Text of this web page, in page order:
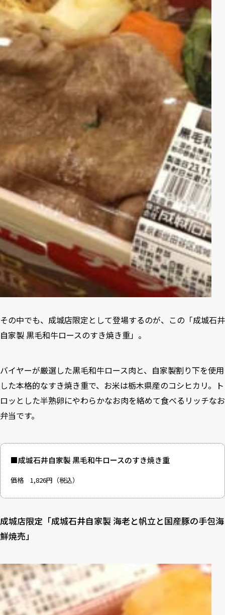
その中でも、成城店限定として登場するのが、この「成城石井
自家製 黒毛和牛ロースのすき焼き重」。
バイヤーが厳選した黒毛和牛ロース肉と、自家製割り下を使用
した本格的なすき焼き重で、お米は栃木県産のコシヒカリ。ト
ロッとした半熟卵にやわらかなお肉を絡めて食べるリッチなお
弁当です。
■成城石井自家製 黒毛和牛ロースのすき焼き重
価格 1,826円（税込）
成城店限定「成城石井自家製 海老と帆立と国産豚の手包海
鮮焼売」